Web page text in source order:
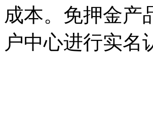
成本。免押金产
户中心进行实名